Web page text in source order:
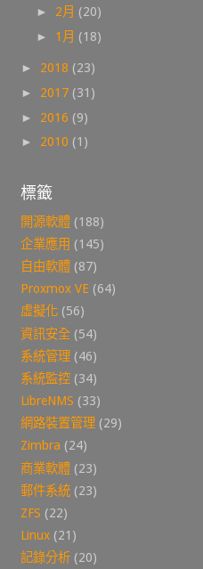
► 2月 (20)
► 1月 (18)
► 2018 (23)
► 2017 (31)
► 2016 (9)
► 2010 (1)
標籤
開源軟體 (188)
企業應用 (145)
自由軟體 (87)
Proxmox VE (64)
虛擬化 (56)
資訊安全 (54)
系統管理 (46)
系統監控 (34)
LibreNMS (33)
網路裝置管理 (29)
Zimbra (24)
商業軟體 (23)
郵件系統 (23)
ZFS (22)
Linux (21)
記錄分析 (20)